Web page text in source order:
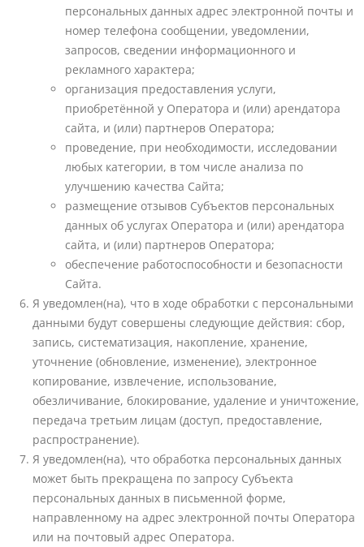
персональных данных адрес электронной почты и
номер телефона сообщении, уведомлении,
запросов, сведении информационного и
рекламного характера;
организация предоставления услуги,
приобретённой у Оператора и (или) арендатора
сайта, и (или) партнеров Оператора;
проведение, при необходимости, исследовании
любых категории, в том числе анализа по
улучшению качества Сайта;
размещение отзывов Субъектов персональных
данных об услугах Оператора и (или) арендатора
сайта, и (или) партнеров Оператора;
обеспечение работоспособности и безопасности
Сайта.
Я уведомлен(на), что в ходе обработки с персональными
данными будут совершены следующие действия: сбор,
запись, систематизация, накопление, хранение,
уточнение (обновление, изменение), электронное
копирование, извлечение, использование,
обезличивание, блокирование, удаление и уничтожение,
передача третьим лицам (доступ, предоставление,
распространение).
Я уведомлен(на), что обработка персональных данных
может быть прекращена по запросу Субъекта
персональных данных в письменной форме,
направленному на адрес электронной почты Оператора
или на почтовый адрес Оператора.